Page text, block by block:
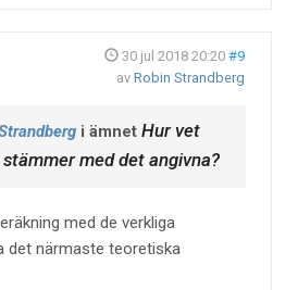
30 jul 2018 20:20 #9
av Robin Strandberg
i ämnet Hur vet
med det angivna?
med de verkliga
det närmaste teoretiska